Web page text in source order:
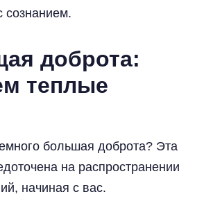
доброта:
теплые
большая доброта? Эта
на распространении
начиная с вас.